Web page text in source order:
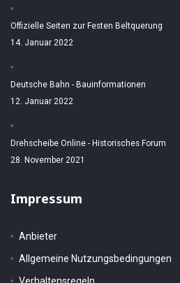
Offizielle Seiten zur Festen Beltquerung
14. Januar 2022
Deutsche Bahn - Bauinformationen
12. Januar 2022
Drehscheibe Online - Historisches Forum
28. November 2021
Impressum
Anbieter
Allgemeine Nutzungsbedingungen